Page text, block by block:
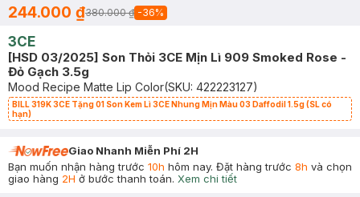
244.000 ₫380.000 ₫ -36%
3CE
[HSD 03/2025] Son Thỏi 3CE Mịn Lì 909 Smoked Rose -
Đỏ Gạch 3.5g
Mood Recipe Matte Lip Color(SKU: 422223127)
BILL 319K 3CE Tặng 01 Son Kem Lì 3CE Nhung Mịn Màu 03 Daffodil 1.5g (SL có
hạn)
Giao Nhanh Miễn Phí 2H
Bạn muốn nhận hàng trước 10h hôm nay. Đặt hàng trước 8h và chọn
giao hàng 2H ở bước thanh toán. Xem chi tiết